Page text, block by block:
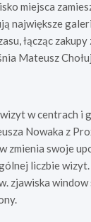
miejsca
największe
łącząc
Mateusz
w centrach i
Nowaka z
zmienia swoje
liczbie
zjawiska